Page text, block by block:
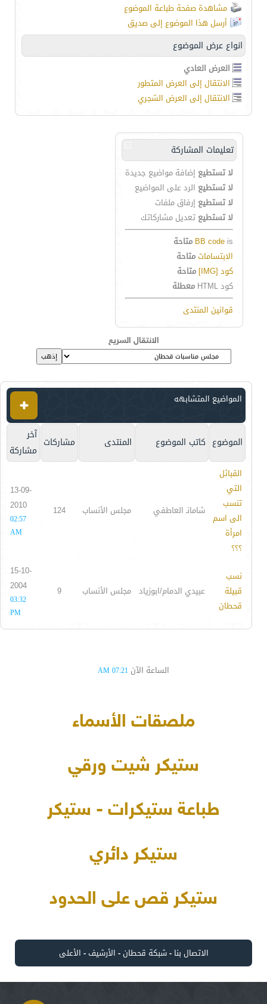
مشاهدة صفحة طباعة الموضوع
أرسل هذا الموضوع إلى صديق
انواع عرض الموضوع
العرض العادي
الانتقال إلى العرض المتطور
الانتقال إلى العرض الشجري
تعليمات المشاركة
لا تستطيع إضافة مواضيع جديدة
لا تستطيع الرد على المواضيع
لا تستطيع إرفاق ملفات
لا تستطيع تعديل مشاركاتك
BB code is
متاحة
الابتساماتمتاحة
كود [IMG]
متاحة
كود HTML
معطلة
قوانين المنتدى
الانتقال السريع
المواضيع المتشابهه
الموضوع كاتب الموضوع المنتدى مشاركات آخر
مشاركة
القبائل
التي
تنسب
الى اسم
امرأة
؟؟؟
شامانـ العاطفي مجلس الأنساب 124
13-09-
2010
02:57
AM
نسب
قبيلة
قحطان
عبيدي الدمام/ابوزياد مجلس الأنساب 9
15-10-
2004
03:32
PM
الساعة الآن 07:21 AM
ملصقات الأسماء
ستيكر شيت ورقي
طباعة ستيكرات - ستيكر
ستيكر دائري
ستيكر قص على الحدود
الاتصال بنا -شبكة قحطان- الأرشيف- الأعلى